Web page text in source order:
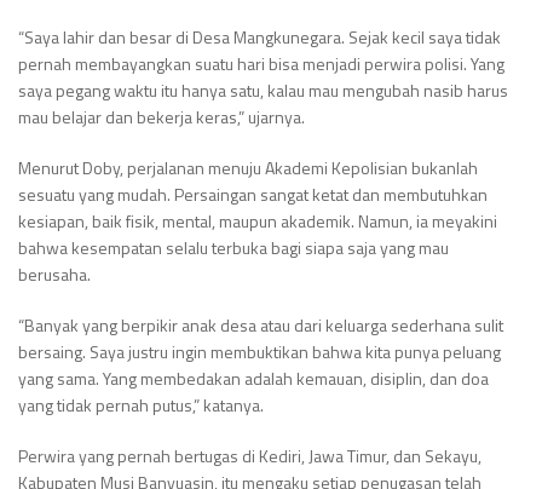
“Saya lahir dan besar di Desa Mangkunegara. Sejak kecil saya tidak
pernah membayangkan suatu hari bisa menjadi perwira polisi. Yang
saya pegang waktu itu hanya satu, kalau mau mengubah nasib harus
mau belajar dan bekerja keras,” ujarnya.
Menurut Doby, perjalanan menuju Akademi Kepolisian bukanlah
sesuatu yang mudah. Persaingan sangat ketat dan membutuhkan
kesiapan, baik fisik, mental, maupun akademik. Namun, ia meyakini
bahwa kesempatan selalu terbuka bagi siapa saja yang mau
berusaha.
“Banyak yang berpikir anak desa atau dari keluarga sederhana sulit
bersaing. Saya justru ingin membuktikan bahwa kita punya peluang
yang sama. Yang membedakan adalah kemauan, disiplin, dan doa
yang tidak pernah putus,” katanya.
Perwira yang pernah bertugas di Kediri, Jawa Timur, dan Sekayu,
Kabupaten Musi Banyuasin, itu mengaku setiap penugasan telah